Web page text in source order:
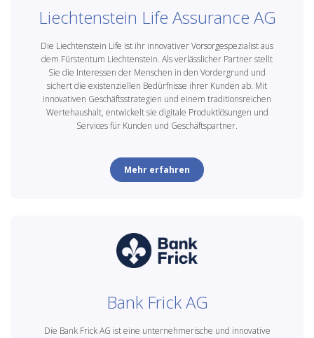
Liechtenstein Life Assurance AG
Die Liechtenstein Life ist ihr innovativer Vorsorgespezialist aus
dem Fürstentum Liechtenstein. Als verlässlicher Partner stellt
Sie die Interessen der Menschen in den Vordergrund und
sichert die existenziellen Bedürfnisse ihrer Kunden ab. Mit
innovativen Geschäftsstrategien und einem traditionsreichen
Wertehaushalt, entwickelt sie digitale Produktlösungen und
Services für Kunden und Geschäftspartner.
Mehr erfahren
Bank Frick AG
Die Bank Frick AG ist eine unternehmerische und innovative